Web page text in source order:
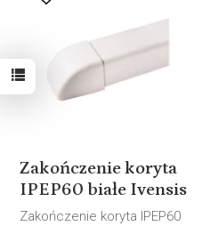
Zakończenie koryta
IPEP60 białe Ivensis
Zakończenie koryta IPEP60